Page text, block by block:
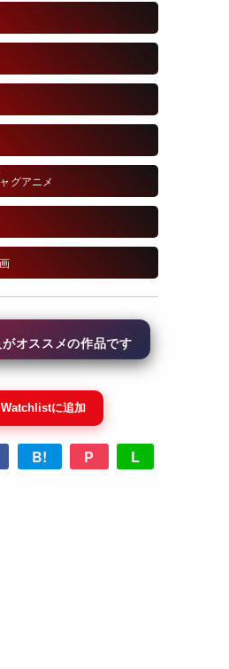
グアニメ
がオススメの作品です
Watchlistに追加
B! P L